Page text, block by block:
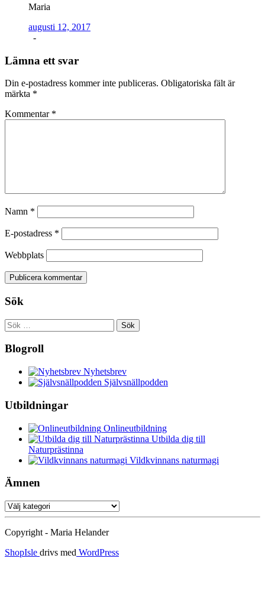
Maria
augusti 12, 2017
-
Lämna ett svar
Din e-postadress kommer inte publiceras. Obligatoriska fält är
märkta *
Kommentar *
Namn *
E-postadress *
Webbplats
Sök
Sök
efter:
Blogroll
Nyhetsbrev
Självsnällpodden
Utbildningar
Onlineutbildning
Utbilda dig till
Naturprästinna
Vildkvinnans naturmagi
Ämnen
Ämnen
Copyright - Maria Helander
ShopIsle drivs med WordPress